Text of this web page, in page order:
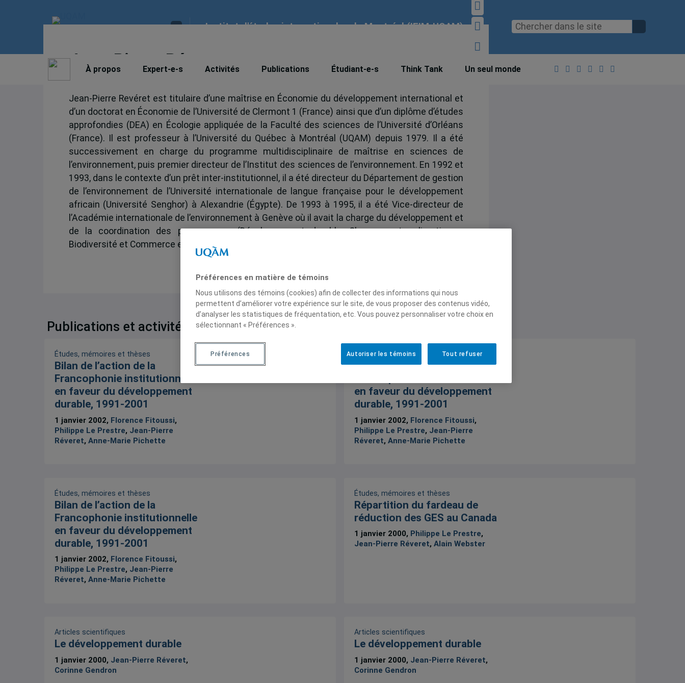
Institut d'études internationales de Montréal (IEIM-UQAM)
À propos Expert-e-s Activités Publications Étudiant-e-s Think Tank Un seul monde
Jean-Pierre Réveret
Jean-Pierre Revéret est titulaire d’une maîtrise en Économie du développement international et
d’un doctorat en Économie de l’Université de Clermont 1 (France) ainsi que d’un diplôme d’études
approfondies (DEA) en Écologie appliquée de la Faculté des sciences de l’Université d’Orléans
(France). Il est professeur à l’Université du Québec à Montréal (UQAM) depuis 1979. Il a été
successivement en charge du programme multidisciplinaire de maîtrise en sciences de
l’environnement, puis premier directeur de l’Institut des sciences de l’environnement. En 1992 et
1993, dans le contexte d’un prêt inter-institutionnel, il a été directeur du Département de gestion
de l’environnement de l’Université internationale de langue française pour le développement
africain (Université Senghor) à Alexandrie (Égypte). De 1993 à 1995, il a été Vice-directeur de
l’Académie internationale de l’environnement à Genève où il avait la charge du développement et
de la coordination des programmes (Développement durable, Changements climatiques,
Biodiversité et Commerce et environnement).
Publications et activités
Études, mémoires et thèses
Bilan de l’action de la
Francophonie institutionnelle
en faveur du développement
durable, 1991-2001
1 janvier 2002, Florence Fitoussi,
Philippe Le Prestre, Jean-Pierre
Réveret,Anne-Marie Pichette
Études, mémoires et thèses
Bilan de l’action de la
en faveur du développement
durable, 1991-2001
1 janvier 2002, Florence Fitoussi,
Philippe Le Prestre, Jean-Pierre
Réveret, Anne-Marie Pichette
Études, mémoires et thèses
Bilan de l’action de la
Francophonie institutionnelle
en faveur du développement
durable, 1991-2001
1 janvier 2002, Florence Fitoussi,
Philippe Le Prestre, Jean-Pierre
Réveret,Anne-Marie Pichette
Études, mémoires et thèses
Répartition du fardeau de
réduction des GES au Canada
1 janvier 2000, Philippe Le Prestre,
Jean-Pierre Réveret, Alain Webster
Articles scientifiques
Le développement durable
1 janvier 2000, Jean-Pierre Réveret,
Corinne Gendron
Articles scientifiques
Le développement durable
1 janvier 2000, Jean-Pierre Réveret,
Corinne Gendron
Préférences en matière de témoins
Nous utilisons des témoins (cookies) afin de collecter des informations qui nous
permettent d’améliorer votre expérience sur le site, de vous proposer des contenus vidéo,
d’analyser les statistiques de fréquentation, etc. Vous pouvez personnaliser votre choix en
sélectionnant « Préférences ».
Tout refuser
Autoriser les témoins
Préférences